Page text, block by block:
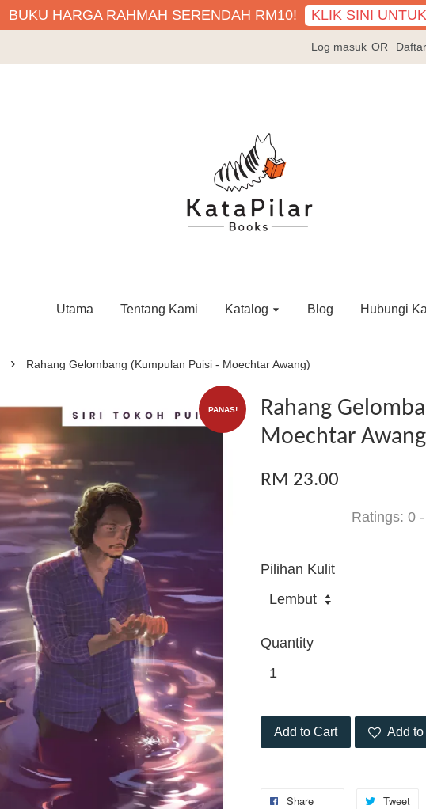
BUKU HARGA RAHMAH SERENDAH RM10! KLIK SINI
Log masuk OR
Utama Tentang Kami Katalog Blog Hubungi
› Rahang Gelombang (Kumpulan Puisi - Moechtar Awang)
PANAS!
Rahang
Moechtar
RM 23.00
Ratings: 0 -
Pilihan Kulit
Quantity
Add to Cart Add
Share Tweet